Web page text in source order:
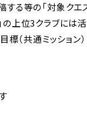
る等の「対象クエ
の上位3クラブには
（共通ミッション